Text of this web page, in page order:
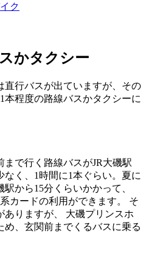
ク
かタクシー
直行バスが出ていますが、その
本程度の路線バスかタクシーに
で行く路線バスがJR大磯駅
く、1時間に1本ぐらい。夏に
駅から15分くらいかかって、
カードの利用ができます。 そ
りますが、 大磯プリンスホ
、玄関前までくるバスに乗る